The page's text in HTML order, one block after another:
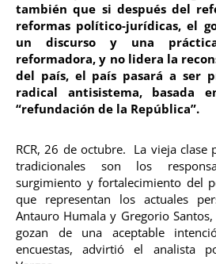
también que si después del
reformas político-jurídicas, el
un discurso y una
reformadora, y no lidera la
del país, el país pasará a ser
radical antisistema, basada
“refundación de la República”.
RCR, 26 de octubre. La vieja
tradicionales son los
surgimiento y fortalecimiento del
que representan los actuales
Antauro Humala y Gregorio
gozan de una aceptable
encuestas, advirtió el analista